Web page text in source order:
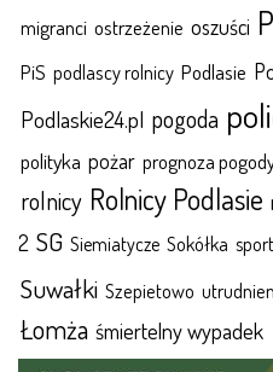
migranci ostrzeżenie oszuści
PiS podlascy rolnicy Podlasie
Podlaskie24.pl pogoda
polityka pożar prognoza
rolnicy Rolnicy Podlasie
2 SG Siemiatycze Sokółka sport
Suwałki Szepietowo
Łomża śmiertelny wypadek